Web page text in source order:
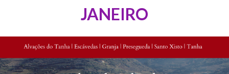
JANEIRO